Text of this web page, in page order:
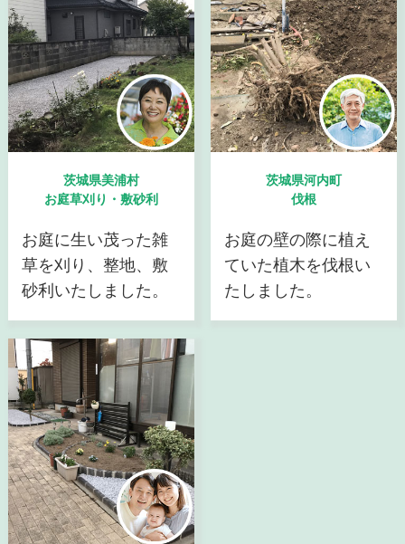
茨城県美浦村
お庭草刈り・敷砂利
お庭に生い茂った雑
草を刈り、整地、敷
砂利いたしました。
茨城県河内町
伐根
お庭の壁の際に植え
ていた植木を伐根い
たしました。